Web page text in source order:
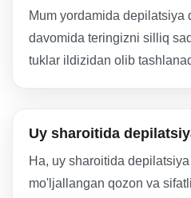
Mum yordamida depilatsiya
davomida teringizni silliq
tuklar ildizidan olib
Uy sharoitida
Ha, uy sharoitida
mo'ljallangan qozon va